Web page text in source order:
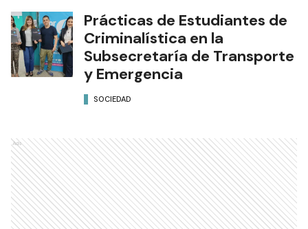
Prácticas de Estudiantes de
Criminalística en la
Subsecretaría de Transporte
y Emergencia
SOCIEDAD
Ads